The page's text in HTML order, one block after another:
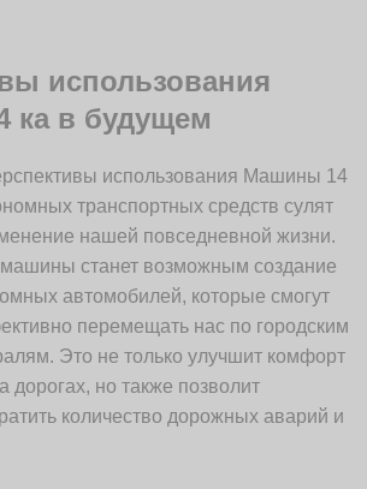
использования
ка в будущем
использования Машины 14
транспортных средств сулят
нашей повседневной жизни.
станет возможным создание
автомобилей, которые смогут
перемещать нас по городским
Это не только улучшит комфорт
дорогах, но также позволит
количество дорожных аварий и